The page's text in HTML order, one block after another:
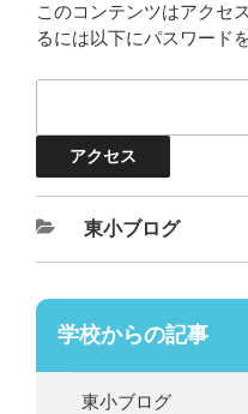
このコンテンツはアクセ
るには以下にパスワード
東小ブログ
学校からの記事
東小ブログ